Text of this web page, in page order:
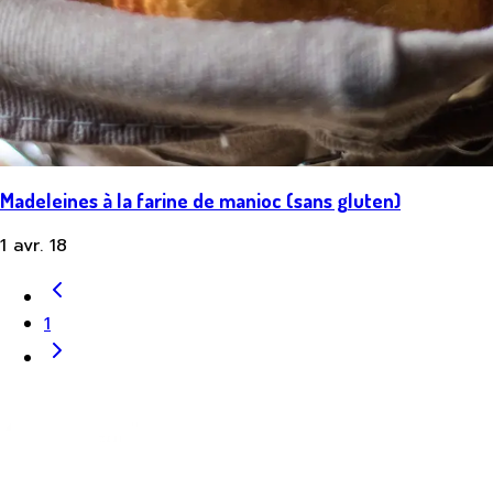
Madeleines à la farine de manioc (sans gluten)
1 avr. 18
1